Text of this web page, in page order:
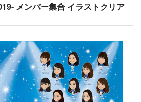
メンバー集合 イラストクリア